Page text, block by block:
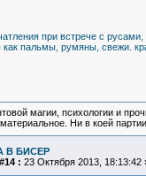
при встрече с
пальмы, румяны, свежи.
магии, психологии и
Ни в коей
В БИСЕР
: 23 Октября 2013, 18:13:42